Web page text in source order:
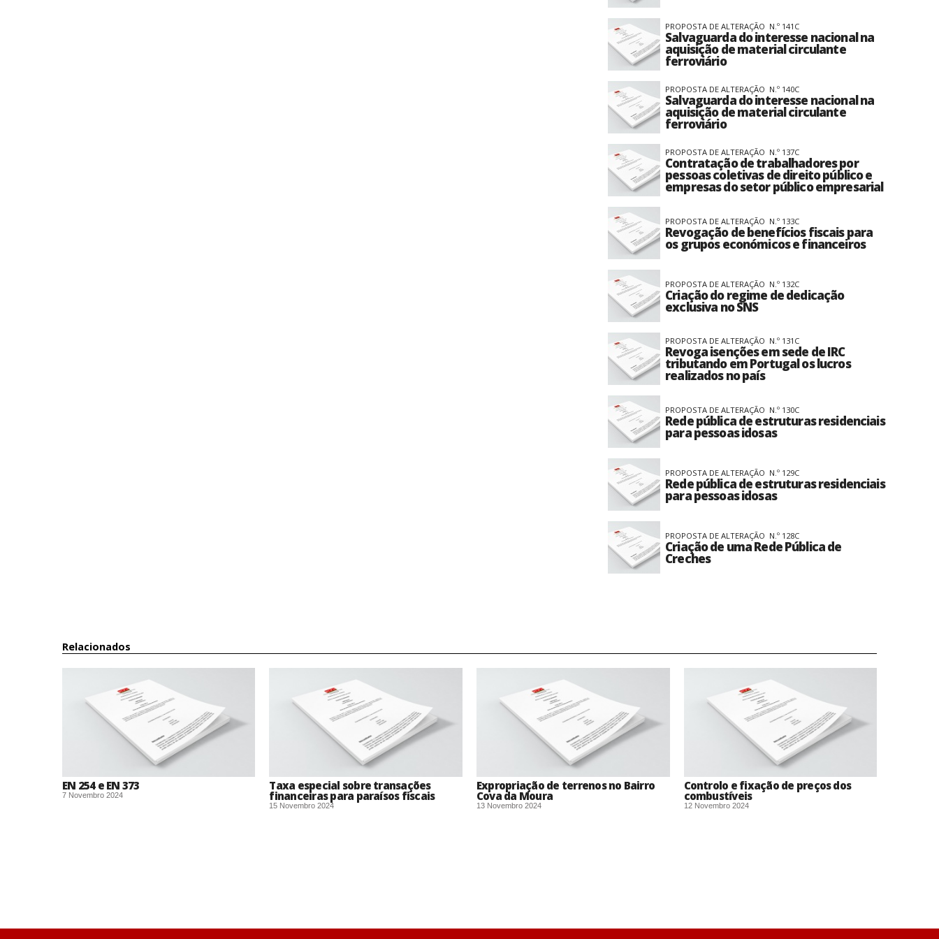
PROPOSTA DE ALTERAÇÃO N.º 141C
Salvaguarda do interesse nacional na
aquisição de material circulante
ferroviário
PROPOSTA DE ALTERAÇÃO N.º 140C
Salvaguarda do interesse nacional na
aquisição de material circulante
ferroviário
PROPOSTA DE ALTERAÇÃO N.º 137C
Contratação de trabalhadores por
pessoas coletivas de direito público e
empresas do setor público empresarial
PROPOSTA DE ALTERAÇÃO N.º 133C
Revogação de benefícios fiscais para
os grupos económicos e financeiros
PROPOSTA DE ALTERAÇÃO N.º 132C
Criação do regime de dedicação
exclusiva no SNS
PROPOSTA DE ALTERAÇÃO N.º 131C
Revoga isenções em sede de IRC
tributando em Portugal os lucros
realizados no país
PROPOSTA DE ALTERAÇÃO N.º 130C
Rede pública de estruturas residenciais
para pessoas idosas
PROPOSTA DE ALTERAÇÃO N.º 129C
Rede pública de estruturas residenciais
para pessoas idosas
PROPOSTA DE ALTERAÇÃO N.º 128C
Criação de uma Rede Pública de
Creches
Relacionados
EN 254 e EN 373
7 Novembro 2024
Taxa especial sobre transações
financeiras para paraísos fiscais
15 Novembro 2024
Expropriação de terrenos no Bairro
Cova da Moura
13 Novembro 2024
Controlo e fixação de preços dos
combustíveis
12 Novembro 2024